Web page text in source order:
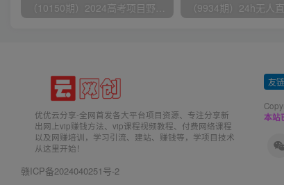
（10150期）2024高考项目野路子玩法，无限裂变，最高一天1W＋！
优优云分享-全网首发各大平台项目资源、专注分享新
出网上vip赚钱方法、vip课程视频教程、付费网络课程
以及网赚培训，学习引流、建站、赚钱等，学项目技术
从这里开始！
友
本站
赣ICP备2024040251号-2